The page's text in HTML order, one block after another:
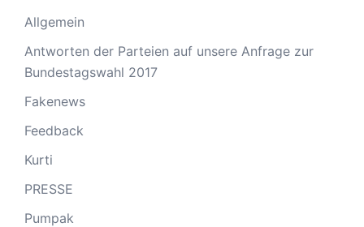
Allgemein
Antworten der Parteien auf unsere Anfrage zur
Bundestagswahl 2017
Fakenews
Feedback
Kurti
PRESSE
Pumpak